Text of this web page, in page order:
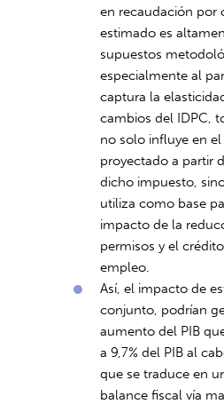
en recaudación por
estimado es
supuestos
especialmente al
captura la
cambios del IDPC,
no solo influye en
proyectado a partir
dicho impuesto,
utiliza como base
impacto de la
permisos y el
empleo.
Así, el impacto de
conjunto, podrían
aumento del PIB
a 9,7% del PIB al
que se traduce en
balance fiscal vía